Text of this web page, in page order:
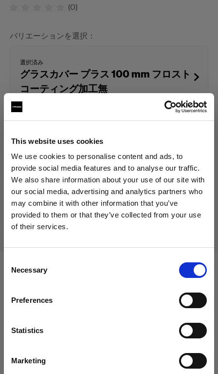
This website uses cookies
We use cookies to personalise content and ads, to
provide social media features and to analyse our traffic.
We also share information about your use of our site with
our social media, advertising and analytics partners who
may combine it with other information that you’ve
provided to them or that they’ve collected from your use
of their services.
Selection
Necessary
Preferences
Statistics
Marketing
地域を変更しますか？
Estonia
(0)
バリエーションを選択：
選択済み
グラスカバー プラス 100 mm フロスト
コーティング加工無
314,01 €
カートに追加する
配送と返品
Proツイン